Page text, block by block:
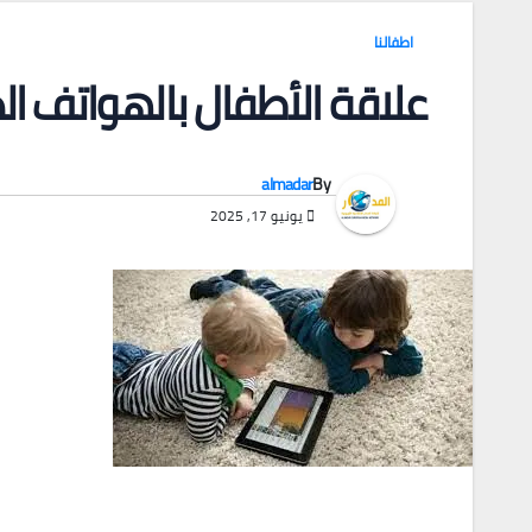
اطفالنا
علاقة الأطفال بالهواتف
By
almadar
يونيو 17, 2025